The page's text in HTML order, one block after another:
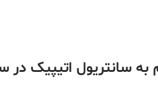
سانتریول اتیپیک در